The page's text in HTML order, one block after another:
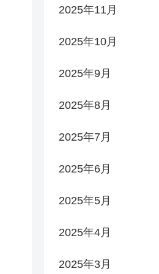
2025年11月
2025年10月
2025年9月
2025年8月
2025年7月
2025年6月
2025年5月
2025年4月
2025年3月